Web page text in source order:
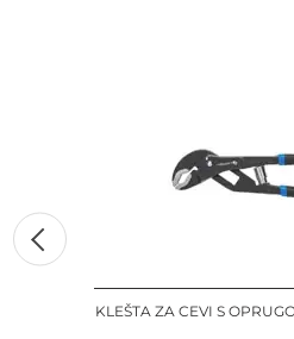
KLEŠTA ZA CEVI S